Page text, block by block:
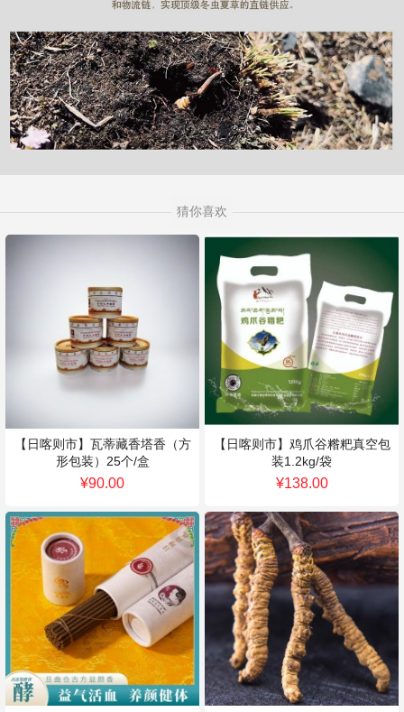
猜你喜欢
【日喀则市】瓦蒂藏香塔香（方
形包装）25个/盒
¥90.00
【日喀则市】鸡爪谷糌粑真空包
装1.2kg/袋
¥138.00